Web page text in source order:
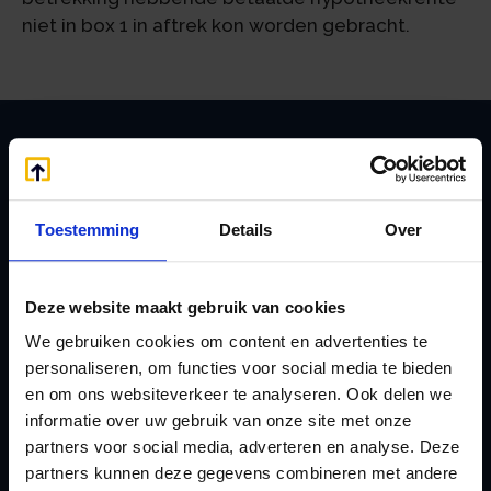
Toestemming Details Over
Deze website maakt gebruik van cookies
We gebruiken cookies om content en advertenties te
personaliseren, om functies voor social media te bieden
en om ons websiteverkeer te analyseren. Ook delen we
informatie over uw gebruik van onze site met onze
partners voor social media, adverteren en analyse. Deze
partners kunnen deze gegevens combineren met andere
niet in box 1 in aftrek kon worden gebracht.
Zoeken
Handige links
Afkoop Stamrecht
Belastingdienst
doorgeven
rekeningnummer
Lenen van de BV
Lijfrente BV
Liquidatie Pensioen BV